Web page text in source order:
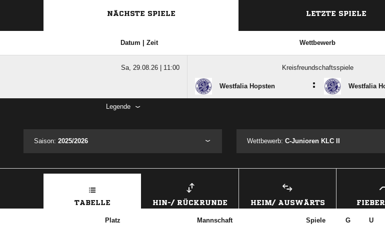
NÄCHSTE SPIELE LETZTE SPIELE
Datum | Zeit Wettbewerb
Sa, 29.08.26 | 11:00 Kreisfreundschaftsspiele
Westfalia Hopsten : Westfalia
Legende
Saison: 2025/2026 Wettbewerb:C-Junioren KLC II
TABELLE HIN-/ RÜCKRUNDE HEIM/ AUSWÄRTS
Platz Mannschaft Spiele G U